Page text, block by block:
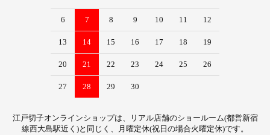
6 7 8 9 10 11 12
13 14 15 16 17 18 19
20 21 22 23 24 25 26
27 28 29 30
江戸切子オンラインショップは、リアル店舗のショールーム(都営新宿
線西大島駅近く)と同じく、月曜定休(祝日の場合火曜定休)です。